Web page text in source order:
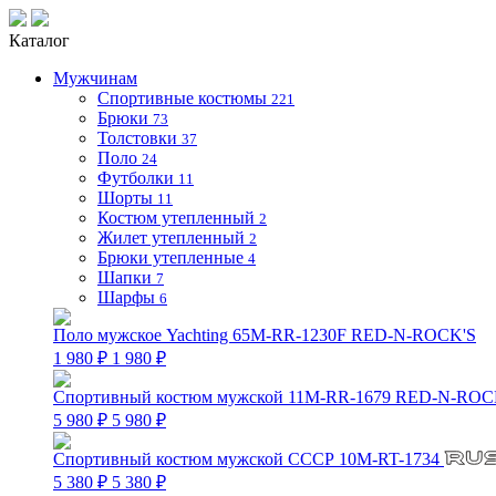
Каталог
Мужчинам
Спортивные костюмы 221
Брюки 73
Толстовки 37
Поло 24
Футболки 11
Шорты 11
Костюм утепленный 2
Жилет утепленный 2
Брюки утепленные 4
Шапки 7
Шарфы 6
Поло мужское Yachting 65M-RR-1230F RED-N-ROCK'S
1 980 ₽ 1 980 ₽
Спортивный костюм мужской 11M-RR-1679 RED-N-
5 980 ₽ 5 980 ₽
Спортивный костюм мужской СССР 10M-RT-1734
5 380 ₽ 5 380 ₽